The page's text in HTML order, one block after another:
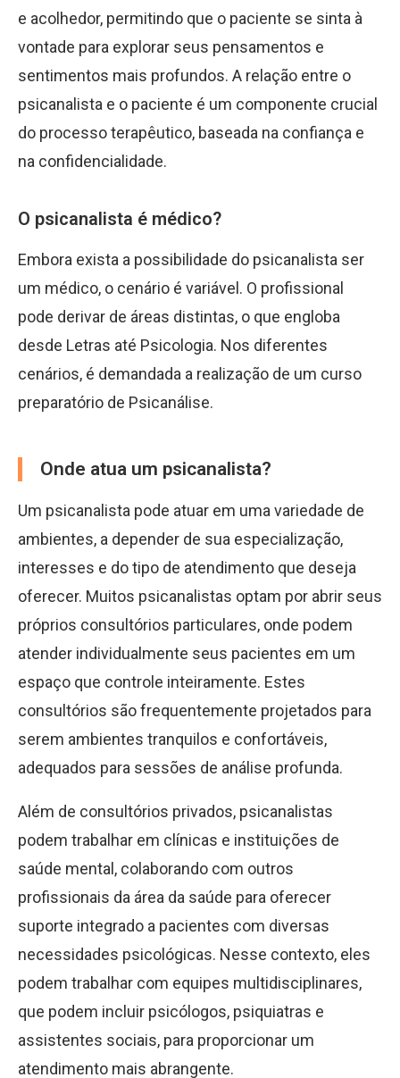
e acolhedor, permitindo que o paciente se sinta à
vontade para explorar seus pensamentos e
sentimentos mais profundos. A relação entre o
psicanalista e o paciente é um componente crucial
do processo terapêutico, baseada na confiança e
na confidencialidade.
O psicanalista é médico?
Embora exista a possibilidade do psicanalista ser
um médico, o cenário é variável. O profissional
pode derivar de áreas distintas, o que engloba
desde Letras até Psicologia. Nos diferentes
cenários, é demandada a realização de um curso
preparatório de Psicanálise.
Onde atua um psicanalista?
Um psicanalista pode atuar em uma variedade de
ambientes, a depender de sua especialização,
interesses e do tipo de atendimento que deseja
oferecer. Muitos psicanalistas optam por abrir seus
próprios consultórios particulares, onde podem
atender individualmente seus pacientes em um
espaço que controle inteiramente. Estes
consultórios são frequentemente projetados para
serem ambientes tranquilos e confortáveis,
adequados para sessões de análise profunda.
Além de consultórios privados, psicanalistas
podem trabalhar em clínicas e instituições de
saúde mental, colaborando com outros
profissionais da área da saúde para oferecer
suporte integrado a pacientes com diversas
necessidades psicológicas. Nesse contexto, eles
podem trabalhar com equipes multidisciplinares,
que podem incluir psicólogos, psiquiatras e
assistentes sociais, para proporcionar um
atendimento mais abrangente.